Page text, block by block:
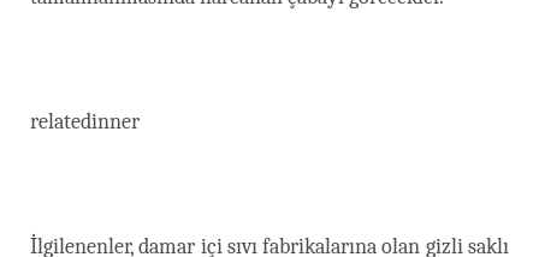
relatedinner
İlgilenenler, damar içi sıvı fabrikalarına olan gizli saklı